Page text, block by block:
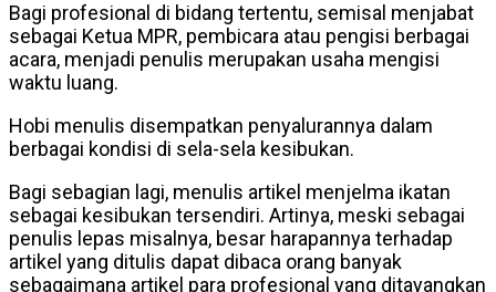
Bagi profesional di bidang tertentu, semisal menjabat
sebagai Ketua MPR, pembicara atau pengisi berbagai
acara, menjadi penulis merupakan usaha mengisi
waktu luang.
Hobi menulis disempatkan penyalurannya dalam
berbagai kondisi di sela-sela kesibukan.
Bagi sebagian lagi, menulis artikel menjelma ikatan
sebagai kesibukan tersendiri. Artinya, meski sebagai
penulis lepas misalnya, besar harapannya terhadap
artikel yang ditulis dapat dibaca orang banyak
sebagaimana artikel para profesional yang ditayangkan